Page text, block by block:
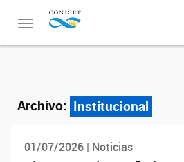
Toggle
Archivo: Institucional
01/07/2026 | Noticias